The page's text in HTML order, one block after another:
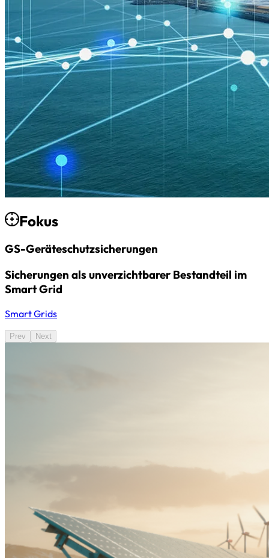
Fokus
GS-Geräteschutz­sicherungen
Sicherungen als unverzichtbarer Bestandteil im
Smart Grid
Smart Grids
Prev Next